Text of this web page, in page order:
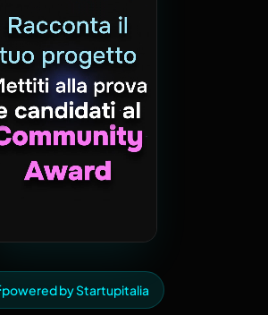
powered by Startupitalia